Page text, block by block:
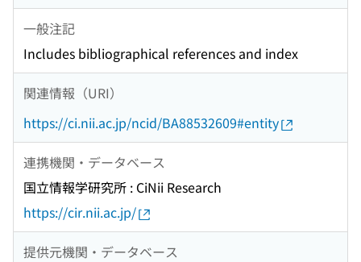
一般注記
Includes bibliographical references and index
関連情報（URI）
https://ci.nii.ac.jp/ncid/BA88532609#entity
連携機関・データベース
国立情報学研究所 : CiNii Research
https://cir.nii.ac.jp/
提供元機関・データベース